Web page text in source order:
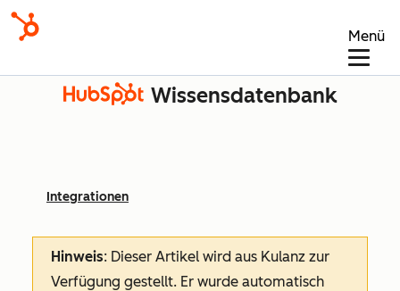
Menü
Wissensdatenbank
Integrationen
Hinweis: Dieser Artikel wird aus Kulanz zur
Verfügung gestellt. Er wurde automatisch